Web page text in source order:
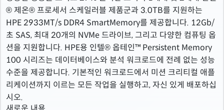
® 제온® 프로세서 스케일러블 제품군과 3.0TB를 지원하는
HPE 2933MT/s DDR4 SmartMemory를 제공합니다. 12Gb/
초 SAS, 최대 20개의 NVMe 드라이브, 그리고 다양한 컴퓨팅 옵
션을 지원합니다. HPE용 인텔® 옵테인™ Persistent Memory
100 시리즈는 데이터베이스와 분석 워크로드에 전례 없는 성능
수준을 제공합니다. 기본적인 워크로드에서 미션 크리티컬 애플
리케이션까지 이르는 모든 작업을 실행하고, 자신 있게 배포하십
시오.